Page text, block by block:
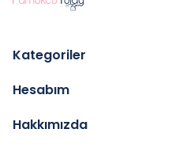
Kategoriler
Hesabım
Hakkımızda